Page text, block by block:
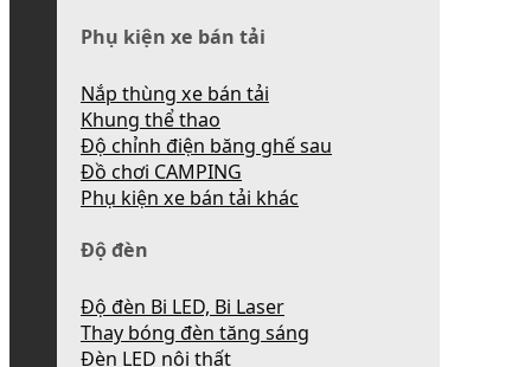
Phụ kiện xe bán tải
Nắp thùng xe bán tải
Khung thể thao
Độ chỉnh điện băng ghế sau
Đồ chơi CAMPING
Phụ kiện xe bán tải khác
Độ đèn
Độ đèn Bi LED, Bi Laser
Thay bóng đèn tăng sáng
Đèn LED nội thất